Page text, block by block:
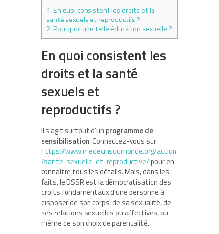
1.En quoi consistent les droits et la
santé sexuels et reproductifs ?
2.Pourquoi une telle éducation sexuelle ?
En quoi consistent les
droits et la santé
sexuels et
reproductifs ?
Il s’agit surtout d’un programme de
sensibilisation. Connectez-vous sur
https://www.medecinsdumonde.org/action
/sante-sexuelle-et-reproductive/pour en
connaître tous les détails. Mais, dans les
faits, le DSSR est la démocratisation des
droits fondamentaux d’une personne à
disposer de son corps, de sa sexualité, de
ses relations sexuelles ou affectives, ou
même de son choix de parentalité.